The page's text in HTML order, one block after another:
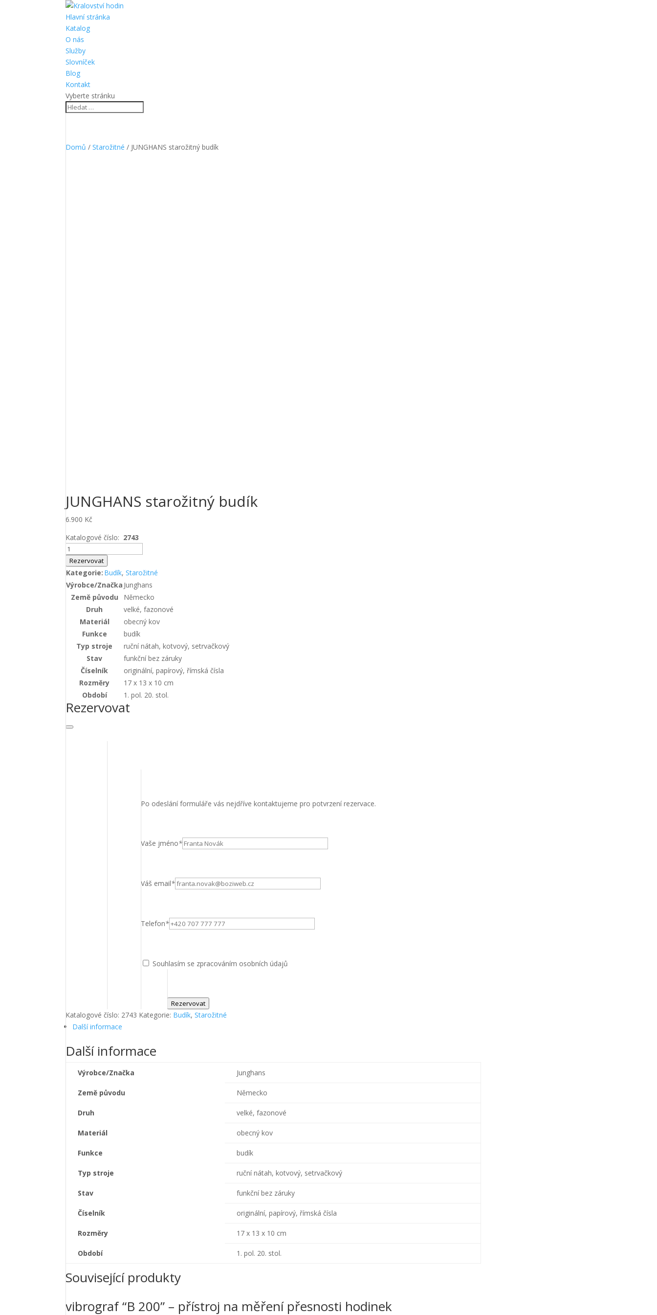
Hlavní stránka
Katalog
O nás
Služby
Slovníček
Blog
Kontakt
Vyberte stránku
Domů /Starožitné / JUNGHANS starožitný budík
JUNGHANS starožitný budík
6.900 Kč
Katalogové číslo: 2743
JUNGHANS
starožitný
budík
množství
Rezervovat
Kategorie: Budík,Starožitné
Výrobce/Značka Junghans
Země původu
Německo
Druh
velké, fazonové
Materiál
obecný kov
Funkce
budík
Typ stroje
ruční nátah, kotvový, setrvačkový
Stav
funkční bez záruky
Číselník
originální, papírový, římská čísla
Rozměry
17 x 13 x 10 cm
Období
1. pol. 20. stol.
Rezervovat
Po odeslání formuláře vás nejdříve kontaktujeme pro potvrzení rezervace.
Vaše jméno*
Váš email*
Telefon*
Souhlasím se zpracováním osobních údajů
Rezervovat
Katalogové číslo: 2743 Kategorie: Budík,Starožitné
Další informace
Další informace
Výrobce/Značka Junghans
Země původu Německo
Druh velké, fazonové
Materiál obecný kov
Funkce budík
Typ stroje ruční nátah, kotvový, setrvačkový
Stav funkční bez záruky
Číselník originální, papírový, římská čísla
Rozměry 17 x 13 x 10 cm
Období 1. pol. 20. stol.
Související produkty
vibrograf “B 200” – přístroj na měření přesnosti hodinek